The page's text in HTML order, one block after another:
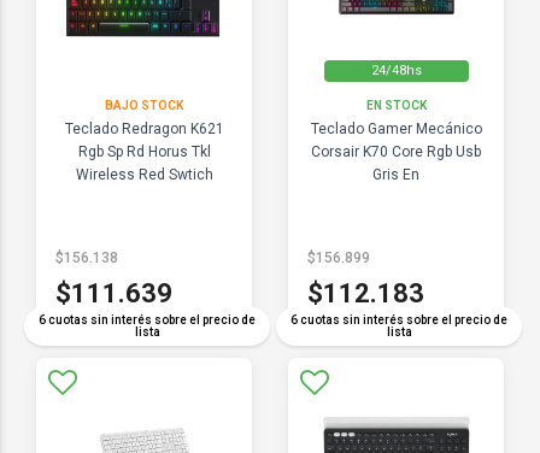
BAJO STOCK
Teclado Redragon K621
Rgb Sp Rd Horus Tkl
Wireless Red Swtich
6 cuotas sin interés sobre el precio de
lista
$156.138
$111.639
24/48hs
EN STOCK
Teclado Gamer Mecánico
Corsair K70 Core Rgb Usb
Gris En
6 cuotas sin interés sobre el precio de
lista
$156.899
$112.183